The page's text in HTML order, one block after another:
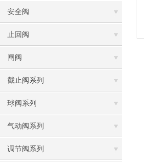
安全阀
止回阀
闸阀
截止阀系列
球阀系列
气动阀系列
调节阀系列